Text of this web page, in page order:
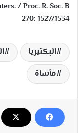
/ Proc. R. Soc. B
270: 1527/1534
البكتيريا
مأساة